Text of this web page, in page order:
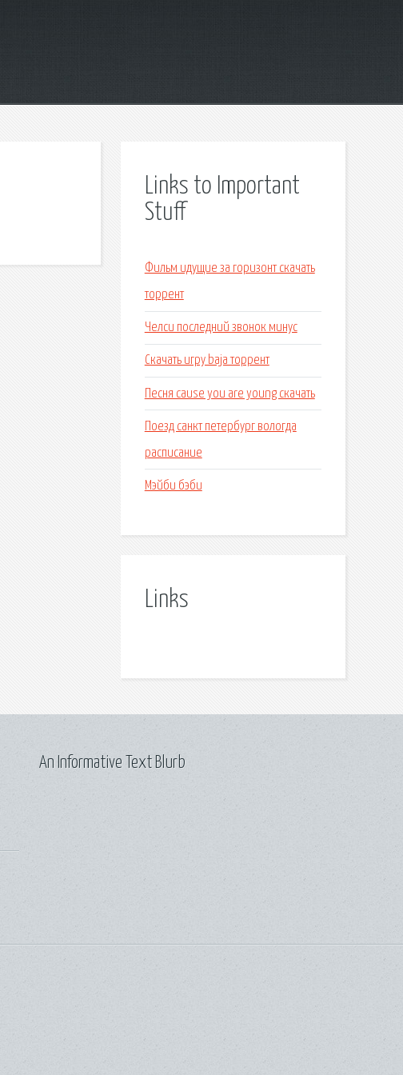
Links to Important
Stuff
Фильм идущие за горизонт скачать
торрент
Челси последний звонок минус
Скачать игру baja торрент
Песня cause you are young скачать
Поезд санкт петербург вологда
расписание
Мэйби бэби
Links
An Informative Text Blurb